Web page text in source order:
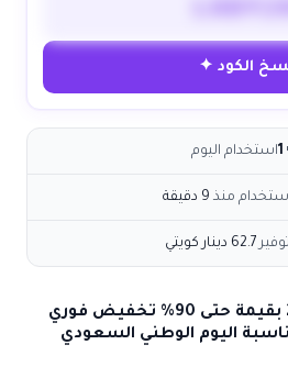
الكود ✦
1استخدام اليوم
منذ 9 دقيقة
62.7 دينار كويتي
كود خصم ستايلي 2026 بقيمة حتى 90% تخفيض فوري
اليوم الوطني السعودي